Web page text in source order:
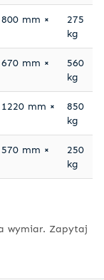
mm ×
275
kg
mm ×
560
kg
mm ×
850
kg
mm ×
250
kg
wymiar. Zapytaj